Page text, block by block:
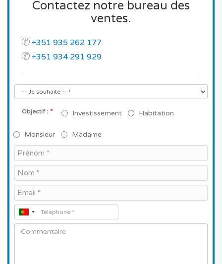
Contactez notre bureau des
ventes.
+351 935 262 177
+351 934 291 929
Objectif : * Investissement Habitation
Monsieur Madame